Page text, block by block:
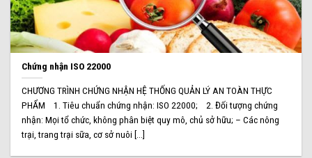
Chứng nhận ISO 22000
CHƯƠNG TRÌNH CHỨNG NHẬN HỆ THỐNG QUẢN LÝ AN TOÀN THỰC
PHẨM 1. Tiêu chuẩn chứng nhận: ISO 22000; 2. Đối tượng chứng
nhận: Mọi tổ chức, không phân biệt quy mô, chủ sở hữu; – Các nông
trại, trang trại sữa, cơ sở nuôi [...]